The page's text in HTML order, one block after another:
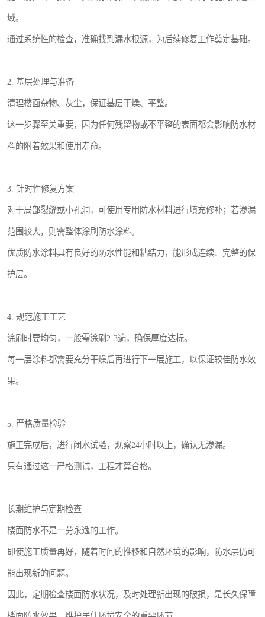
域。
通过系统性的检查，准确找到漏水根源，为后续修复工作奠定基础。
2. 基层处理与准备
清理楼面杂物、灰尘，保证基层干燥、平整。
这一步骤至关重要，因为任何残留物或不平整的表面都会影响防水材
料的附着效果和使用寿命。
3. 针对性修复方案
对于局部裂缝或小孔洞，可使用专用防水材料进行填充修补；若渗漏
范围较大，则需整体涂刷防水涂料。
优质防水涂料具有良好的防水性能和粘结力，能形成连续、完整的保
护层。
4. 规范施工工艺
涂刷时要均匀，一般需涂刷2-3遍，确保厚度达标。
每一层涂料都需要充分干燥后再进行下一层施工，以保证较佳防水效
果。
5. 严格质量检验
施工完成后，进行闭水试验，观察24小时以上，确认无渗漏。
只有通过这一严格测试，工程才算合格。
长期维护与定期检查
楼面防水不是一劳永逸的工作。
即使施工质量再好，随着时间的推移和自然环境的影响，防水层仍可
能出现新的问题。
因此，定期检查楼面防水状况，及时处理新出现的破损，是长久保障